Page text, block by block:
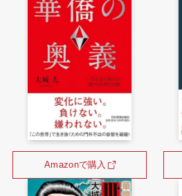
Amazonで購入